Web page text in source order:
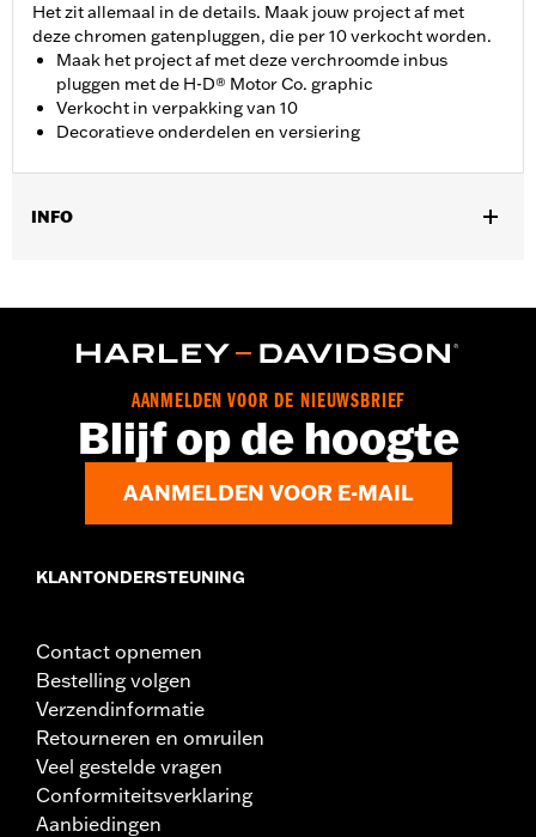
Het zit allemaal in de details. Maak jouw project af met
deze chromen gatenpluggen, die per 10 verkocht worden.
Maak het project af met deze verchroomde inbus
pluggen met de H-D® Motor Co. graphic
Verkocht in verpakking van 10
Decoratieve onderdelen en versiering
INFO
Materiaaldiameter maateenheid:Inches
10 Inbusbouten
AANMELDEN VOOR DE NIEUWSBRIEF
Blijf op de hoogte
AANMELDEN VOOR E-MAIL
KLANTONDERSTEUNING
Contact opnemen
Bestelling volgen
Verzendinformatie
Retourneren en omruilen
Veel gestelde vragen
Conformiteitsverklaring
Aanbiedingen